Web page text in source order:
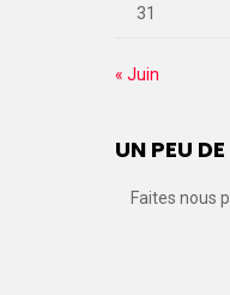
31
« Juin
UN PEU
Faites nous